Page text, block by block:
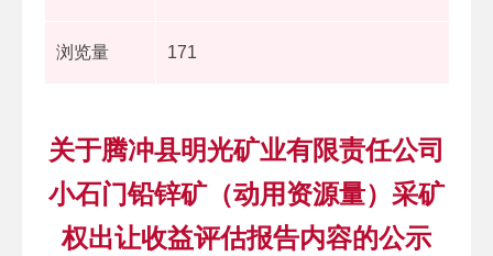
浏览量 171
关于腾冲县明光矿业有限责任公司
小石门铅锌矿（动用资源量）采矿
权出让收益评估报告内容的公示